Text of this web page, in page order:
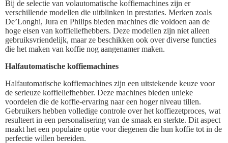
Bij de selectie van volautomatische koffiemachines zijn er
verschillende modellen die uitblinken in prestaties. Merken zoals
De’Longhi, Jura en Philips bieden machines die voldoen aan de
hoge eisen van koffieliefhebbers. Deze modellen zijn niet alleen
gebruiksvriendelijk, maar ze beschikken ook over diverse functies
die het maken van koffie nog aangenamer maken.
Halfautomatische koffiemachines
Halfautomatische koffiemachines zijn een uitstekende keuze voor
de serieuze koffieliefhebber. Deze machines bieden unieke
voordelen die de koffie-ervaring naar een hoger niveau tillen.
Gebruikers hebben volledige controle over het koffiezetproces, wat
resulteert in een personalisering van de smaak en sterkte. Dit aspect
maakt het een populaire optie voor diegenen die hun koffie tot in de
perfectie willen bereiden.